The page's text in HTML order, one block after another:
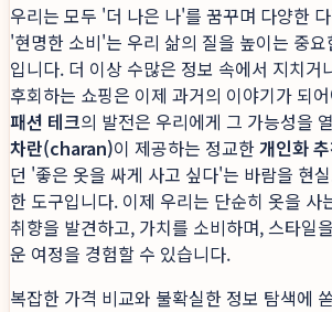
우리는 모두 '더 나은 나'를 꿈꾸며 다양한
'현명한 소비'는 우리 삶의 질을 높이는 중
입니다. 더 이상 수많은 정보 속에서 지치거
후회하는 쇼핑은 이제 과거의 이야기가 되
패션 테크의 발전은 우리에게 그 가능성을
차란(charan)이 제공하는 정교한개인화
던 '좋은 옷을 싸게 사고 싶다'는 바람을 현
한 도구입니다. 이제 우리는 단순히 옷을 사
취향을 발견하고, 가치를 소비하며, 스타일
운 여정을 경험할 수 있습니다.
복잡한 가격 비교와 불확실한 정보 탐색에